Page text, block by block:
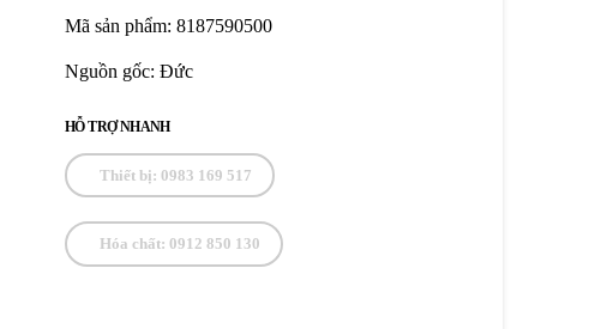
Mã sản phẩm: 8187590500
Nguồn gốc: Đức
HỖ TRỢ NHANH
Thiết bị: 0983 169 517
Hóa chất: 0912 850 130